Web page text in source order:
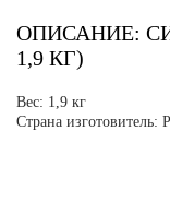
ОПИСАНИЕ:
1,9 КГ)
Вес: 1,9 кг
Страна изготовитель: